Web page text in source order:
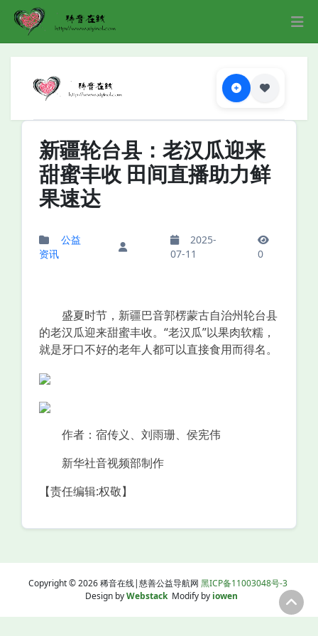
新疆轮台县：老汉瓜迎来
甜蜜丰收 田间直播助力鲜
果速达
公益
资讯
2025-
07-11
0
盛夏时节，新疆巴音郭楞蒙古自治州轮台县
的老汉瓜迎来甜蜜丰收。“老汉瓜”以果肉软糯，
就是牙口不好的老年人都可以直接食用而得名。
作者：宿传义、刘雨珊、侯宪伟
新华社音视频部制作
【责任编辑:权敬】
Copyright © 2026 稀音在线|慈善公益导航网 黑ICP备11003048号-3
Design byWebstackModify by iowen